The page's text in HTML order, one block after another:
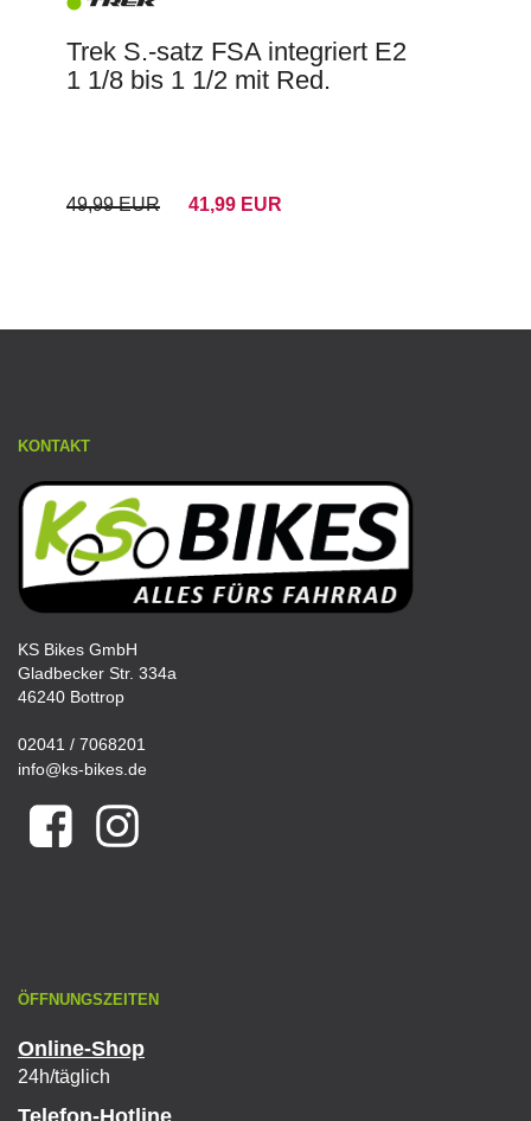
Trek S.-satz FSA integriert E2
1 1/8 bis 1 1/2 mit Red.
49,99 EUR 41,99 EUR
KONTAKT
KS Bikes GmbH
Gladbecker Str. 334a
46240 Bottrop
02041 / 7068201
info@ks-bikes.de
ÖFFNUNGSZEITEN
Online-Shop
24h/täglich